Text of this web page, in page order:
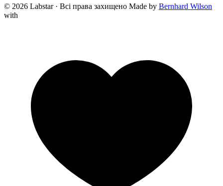
© 2026 Labstar · Всі права захищено Made by Bernhard Wilson
with